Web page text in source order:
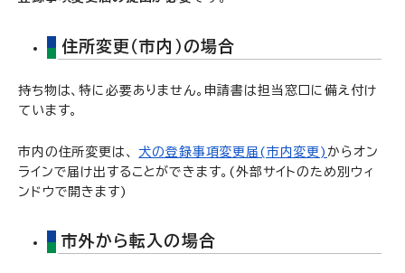
住所変更（市内）の場合
持ち物は、特に必要ありません。申請書は担当窓口に備え付け
ています。
市内の住所変更は、 犬の登録事項変更届(市内変更) からオン
ラインで届け出することができます。(外部サイトのため別ウィ
ンドウで開きます)
市外から転入の場合